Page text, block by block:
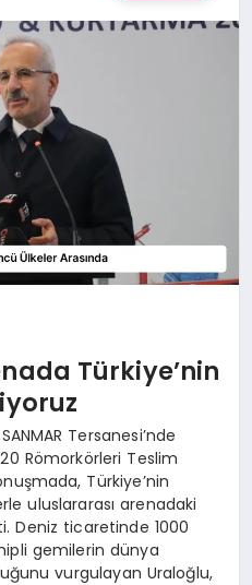
Türkiye’nin
Tersanesi’nde
Römorkörleri Teslim
Türkiye’nin
uluslararası arenadaki
Deniz ticaretinde 1000
gemilerin dünya
vurgulayan Uraloğlu,